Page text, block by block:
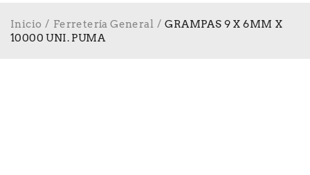
Inicio / Ferretería General / GRAMPAS 9 X 6MM X
10000 UNI. PUMA